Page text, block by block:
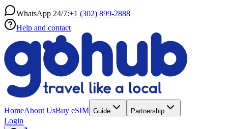
WhatsApp 24/7:+1 (302) 899-2888
Help and contact
HomeAbout UsBuy eSIM Guide Partnership
Login